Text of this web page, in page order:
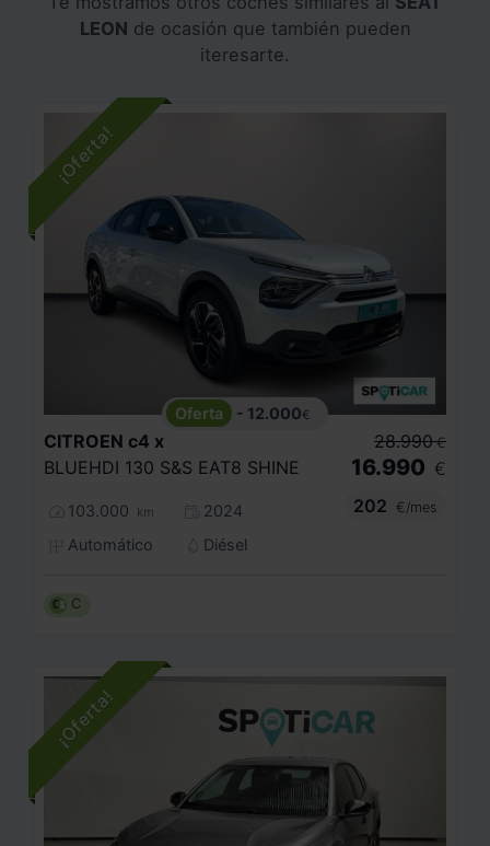
LEON de ocasión que también pueden
iteresarte.
- 12.000€
CITROEN c4 x
BLUEHDI 130 S&S EAT8 SHINE
103.000 km
2024
Automático
Diésel
28.990 €
16.990 €
202
€/mes
C